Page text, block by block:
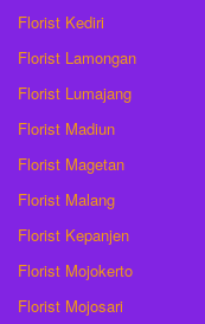
Florist Kediri
Florist Lamongan
Florist Lumajang
Florist Madiun
Florist Magetan
Florist Malang
Florist Kepanjen
Florist Mojokerto
Florist Mojosari